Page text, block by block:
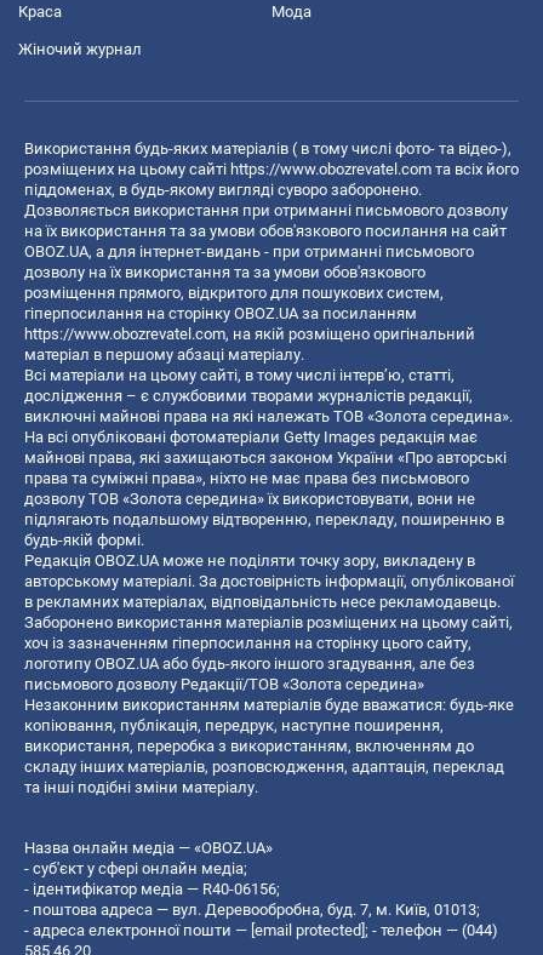
Краса Мода
Жіночий журнал
Використання будь-яких матеріалів ( в тому числі фото- та відео-),
розміщених на цьому сайті https://www.obozrevatel.com та всіх його
піддоменах, в будь-якому вигляді суворо заборонено.
Дозволяється використання при отриманні письмового дозволу
на їх використання та за умови обов'язкового посилання на сайт
OBOZ.UA, а для інтернет-видань - при отриманні письмового
дозволу на їх використання та за умови обов'язкового
розміщення прямого, відкритого для пошукових систем,
гіперпосилання на сторінку OBOZ.UA за посиланням
https://www.obozrevatel.com, на якій розміщено оригінальний
матеріал в першому абзаці матеріалу.
Всі матеріали на цьому сайті, в тому числі інтерв’ю, статті,
дослідження – є службовими творами журналістів редакції,
виключні майнові права на які належать ТОВ «Золота середина».
На всі опубліковані фотоматеріали Getty Images редакція має
майнові права, які захищаються законом України «Про авторські
права та суміжні права», ніхто не має права без письмового
дозволу ТОВ «Золота середина» їх використовувати, вони не
підлягають подальшому відтворенню, перекладу, поширенню в
будь-якій формі.
Редакція OBOZ.UA може не поділяти точку зору, викладену в
авторському матеріалі. За достовірність інформації, опублікованої
в рекламних матеріалах, відповідальність несе рекламодавець.
Заборонено використання матеріалів розміщених на цьому сайті,
хоч із зазначенням гіперпосилання на сторінку цього сайту,
логотипу OBOZ.UA або будь-якого іншого згадування, але без
письмового дозволу Редакції/ТОВ «Золота середина»
Незаконним використанням матеріалів буде вважатися: будь-яке
копiювання, публiкацiя, передрук, наступне поширення,
використання, переробка з використанням, включенням до
складу інших матеріалів, розповсюдження, адаптація, переклад
та інші подібні зміни матеріалу.
Назва онлайн медіа — «OBOZ.UA»
- суб'єкт у сфері онлайн медіа;
- ідентифікатор медіа — R40-06156;
- поштова адреса — вул. Деревообробна, буд. 7, м. Київ, 01013;
- адреса електронної пошти — [email protected]; - телефон — (044)
585 46 20